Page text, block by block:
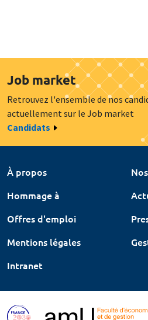
Job market
Retrouvez l'ensemble de nos
actuellement sur le Job market
Candidats
À propos
Hommage à
Offres d'emploi
Mentions légales
Intranet